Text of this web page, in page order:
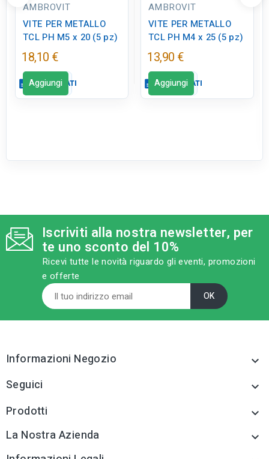
AMBROVIT
VITE PER METALLO
TCL PH M5 x 20 (5 pz)
18,10 €
descriptionSCHEDA DATI
TCL PH M5 x 20
sell
CATEGORIA PRODOTTO
Viti per metallo
TIPO
Viti per metallo
tuneRC LABEL
Aggiungi
AMBROVIT
VITE PER METALLO
TCL PH M4 x 25 (5 pz)
13,90 €
descriptionSCHEDA DATI
TCL PH M4 x 25
sell
CATEGORIA PRODOTTO
Viti per metallo
tuneTIPO
Viti per metallo
tuneRC LABEL
Aggiungi
Iscriviti alla nostra newsletter, per
te uno sconto del 10%
Ricevi tutte le novità riguardo gli eventi, promozioni
e offerte
Informazioni Negozio 
Seguici 
Prodotti 
La Nostra Azienda 